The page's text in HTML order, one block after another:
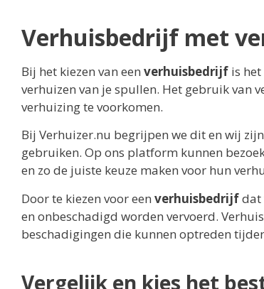
Verhuisbedrijf met
Bij het kiezen van een verhuisbedrijf is
verhuizen van je spullen. Het gebruik van
verhuizing te voorkomen.
Bij Verhuizer.nu begrijpen we dit en wij
gebruiken. Op ons platform kunnen
en zo de juiste keuze maken voor hun
Door te kiezen voor een verhuisbedrijfdat
en onbeschadigd worden vervoerd.
beschadigingen die kunnen optreden
Vergelijk en kies het